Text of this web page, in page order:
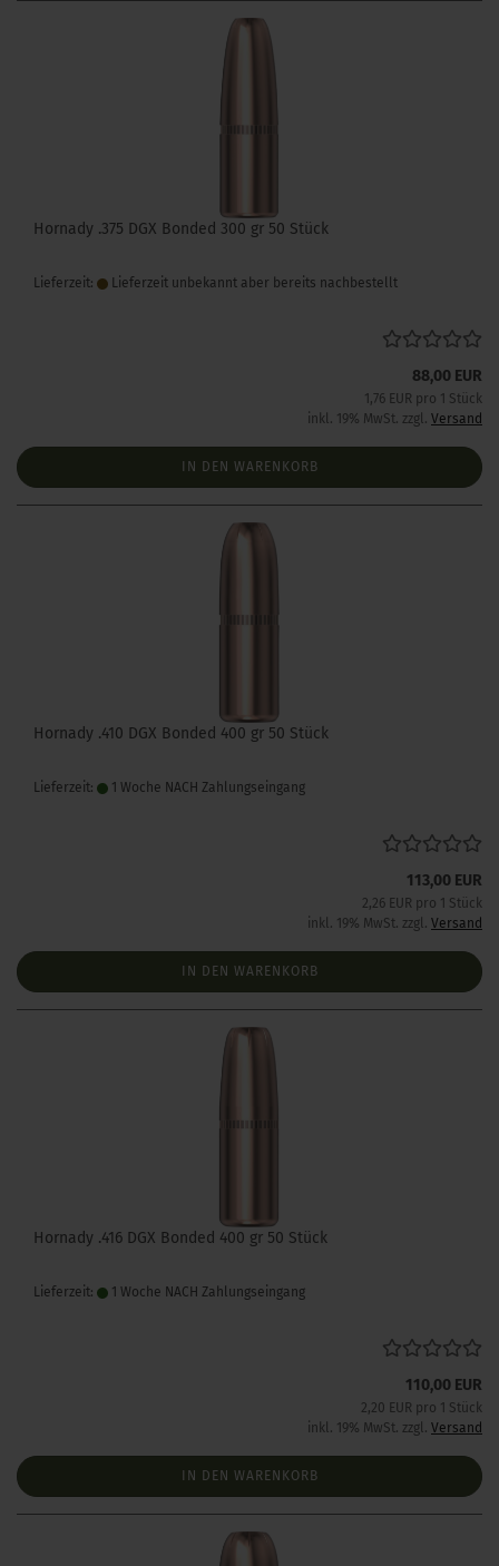
Hornady .375 DGX Bonded 300 gr 50 Stück
Lieferzeit: Lieferzeit unbekannt aber bereits nachbestellt
88,00 EUR
1,76 EUR pro 1 Stück
inkl. 19% MwSt. zzgl. Versand
IN DEN WARENKORB
Hornady .410 DGX Bonded 400 gr 50 Stück
Lieferzeit: 1 Woche NACH Zahlungseingang
113,00 EUR
2,26 EUR pro 1 Stück
inkl. 19% MwSt. zzgl. Versand
IN DEN WARENKORB
Hornady .416 DGX Bonded 400 gr 50 Stück
Lieferzeit: 1 Woche NACH Zahlungseingang
110,00 EUR
2,20 EUR pro 1 Stück
inkl. 19% MwSt. zzgl. Versand
IN DEN WARENKORB